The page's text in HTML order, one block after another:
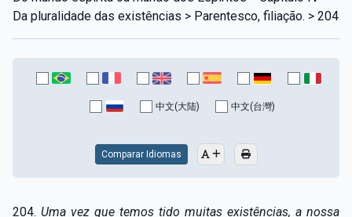
Da pluralidade das existências > Parentesco, filiação. > 204
中文(大陆) 中文(台灣)
Comparar Idiomas
204. Uma vez que temos tido muitas existências, a nossa